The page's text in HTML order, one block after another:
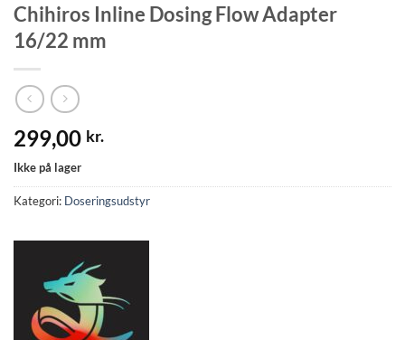
Chihiros Inline Dosing Flow Adapter
16/22 mm
299,00 kr.
Ikke på lager
Kategori: Doseringsudstyr